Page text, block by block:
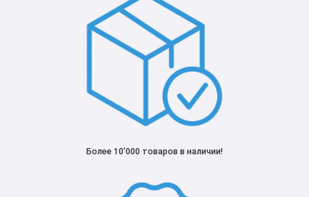
Более 10’000 товаров в наличии!